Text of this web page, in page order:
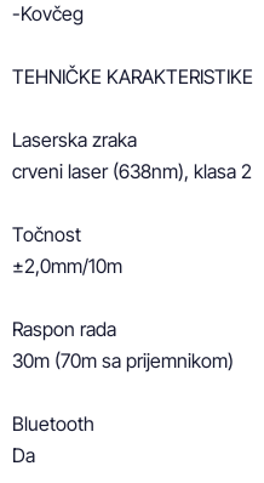
-Kovčeg
TEHNIČKE KARAKTERISTIKE
Laserska zraka
crveni laser (638nm), klasa 2
Točnost
±2,0mm/10m
Raspon rada
30m (70m sa prijemnikom)
Bluetooth
Da